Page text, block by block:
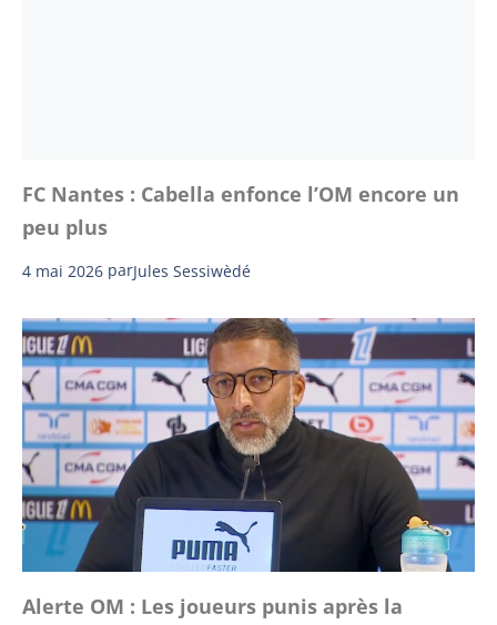
FC Nantes : Cabella enfonce l’OM encore un
peu plus
4 mai 2026 parJules Sessiwèdé
Alerte OM : Les joueurs punis après la